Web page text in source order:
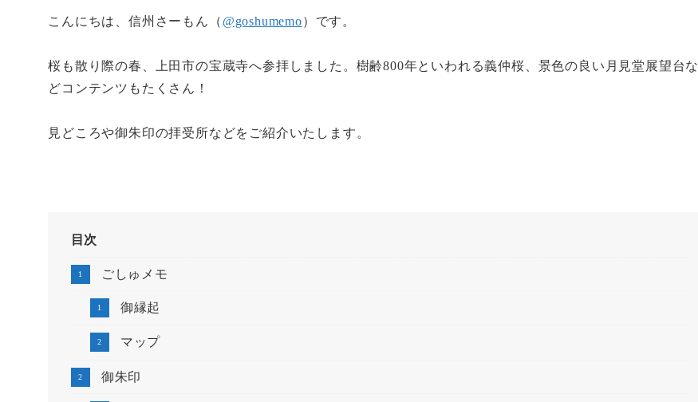
こんにちは、信州さーもん（ @goshumemo）です。
桜も散り際の春、上田市の宝蔵寺へ参拝しました。樹齢800年といわれる義仲桜、景色の良い月見堂展望台な
どコンテンツもたくさん！
見どころや御朱印の拝受所などをご紹介いたします。
目次
ごしゅメモ
御縁起
マップ
御朱印